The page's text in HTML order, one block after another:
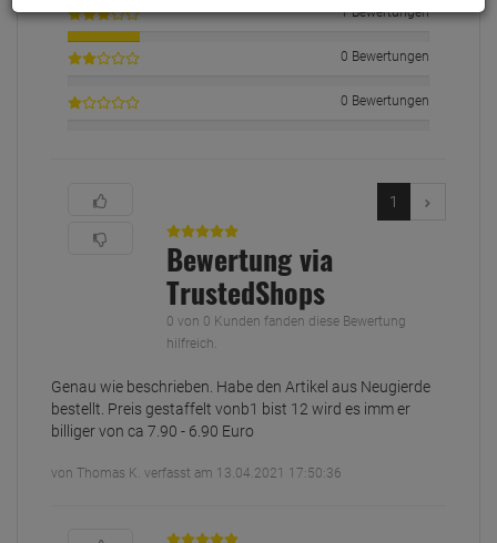
1 Bewertungen
0 Bewertungen
0 Bewertungen
1
Bewertung via
TrustedShops
0 von 0 Kunden fanden diese Bewertung
hilfreich.
Genau wie beschrieben. Habe den Artikel aus Neugierde
bestellt. Preis gestaffelt vonb1 bist 12 wird es imm er
billiger von ca 7.90 - 6.90 Euro
von Thomas K. verfasst am 13.04.2021 17:50:36